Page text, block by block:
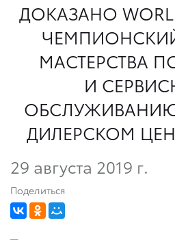
ДОКАЗАНО
МАСТЕРСТВА
И
ДИЛЕРСКОМ
29 августа 2019 г.
Поделиться